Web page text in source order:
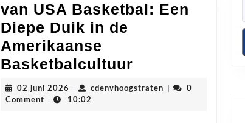
van USA Basketbal: Een
Diepe Duik in de
Amerikaanse
Basketbalcultuur
Fascinerende
02 juni 2026 02
juni
cdenvhoogstraten cdenvhoogstraten
0
Comment
10:02